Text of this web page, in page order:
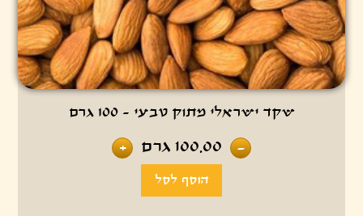
שקד ישראלי מתוק טבעי - 100 גרם
-
100.00 גרם +